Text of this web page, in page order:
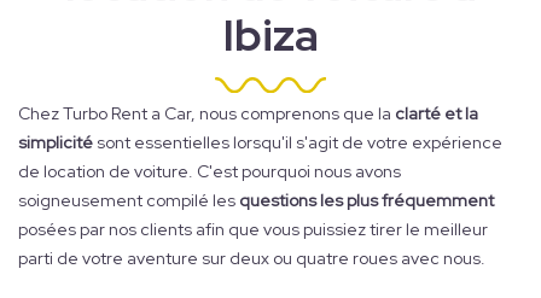
Ibiza
Chez Turbo Rent a Car, nous comprenons que la clarté et la
simplicité sont essentielles lorsqu'il s'agit de votre expérience
de location de voiture. C'est pourquoi nous avons
soigneusement compilé les questions les plus fréquemment
posées par nos clients afin que vous puissiez tirer le meilleur
parti de votre aventure sur deux ou quatre roues avec nous.